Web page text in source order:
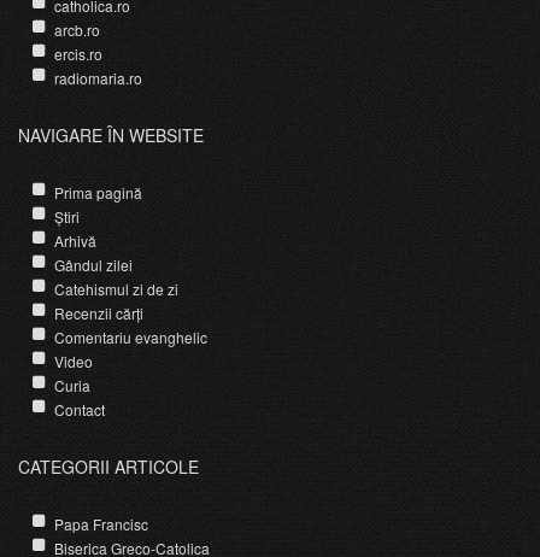
catholica.ro
arcb.ro
ercis.ro
radiomaria.ro
NAVIGARE ÎN WEBSITE
Prima pagină
Știri
Arhivă
Gândul zilei
Catehismul zi de zi
Recenzii cărți
Comentariu evanghelic
Video
Curia
Contact
CATEGORII ARTICOLE
Papa Francisc
Biserica Greco-Catolica